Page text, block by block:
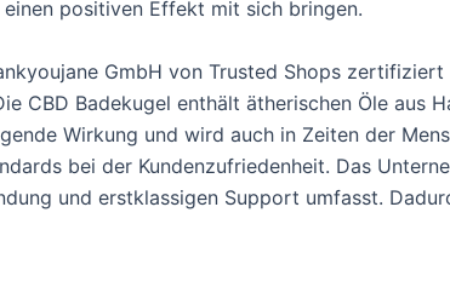
positiven Effekt mit sich bringen.
GmbH von Trusted Shops
CBD Badekugel enthält ätherischen Öle aus
Wirkung und wird auch in Zeiten der
bei der Kundenzufriedenheit. Das
und erstklassigen Support umfasst.